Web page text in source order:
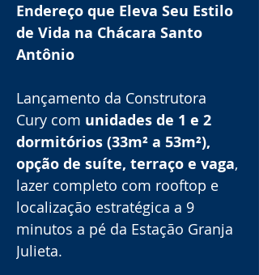
Endereço que Eleva Seu Estilo
de Vida na Chácara Santo
Antônio
Lançamento da Construtora
Cury com unidades de 1 e 2
dormitórios (33m² a 53m²),
opção de suíte, terraço e vaga,
lazer completo com rooftop e
localização estratégica a 9
minutos a pé da Estação Granja
Julieta.